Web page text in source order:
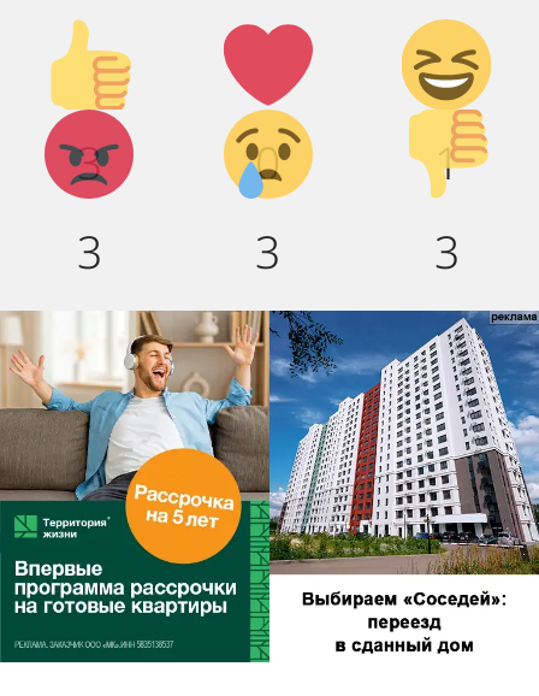
Палец
вверх!
3
Лайк!
0
Дикий
смех!
1
Агрессия!
3
Грусть :(
3
Палец
вниз!
3